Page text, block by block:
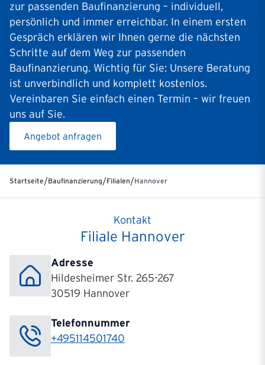
zur passenden Baufinanzierung – individuell,
persönlich und immer erreichbar. In einem ersten
Gespräch erklären wir Ihnen gerne die nächsten
Schritte auf dem Weg zur passenden
Baufinanzierung. Wichtig für Sie: Unsere Beratung
ist unverbindlich und komplett kostenlos.
Vereinbaren Sie einfach einen Termin – wir freuen
uns auf Sie.
Angebot anfragen
Startseite/Baufinanzierung/Filialen/Hannover
Kontakt
Filiale Hannover
Adresse
Hildesheimer Str. 265-267
30519 Hannover
Telefonnummer
+495114501740